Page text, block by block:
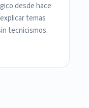
desde hace
temas
tecnicismos.